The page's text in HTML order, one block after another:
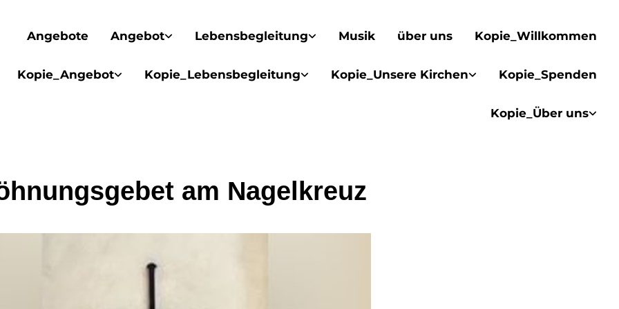
Angebote Angebot Lebensbegleitung Musik über uns Kopie_Willkommen
Kopie_Angebot Kopie_Lebensbegleitung Kopie_Unsere Kirchen Kopie_Spenden
Kopie_Über uns
am Nagelkreuz